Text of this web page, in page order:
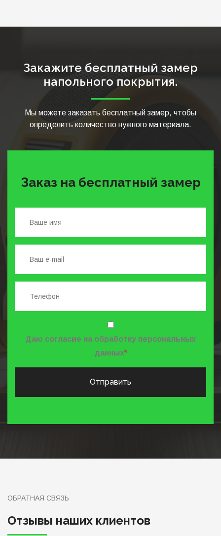
Закажите бесплатный замер
напольного покрытия.
Мы можете заказать бесплатный замер, чтобы
определить количество нужного материала.
Заказ на бесплатный замер
Даю согласие на обработку персональных
данных*
Отправить
ОБРАТНАЯ СВЯЗЬ
Отзывы наших клиентов